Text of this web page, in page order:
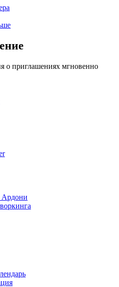
о приглашениях мгновенно
Ардони